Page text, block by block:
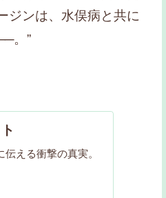
ジンは、水俣病と共に
。”
える衝撃の真実。